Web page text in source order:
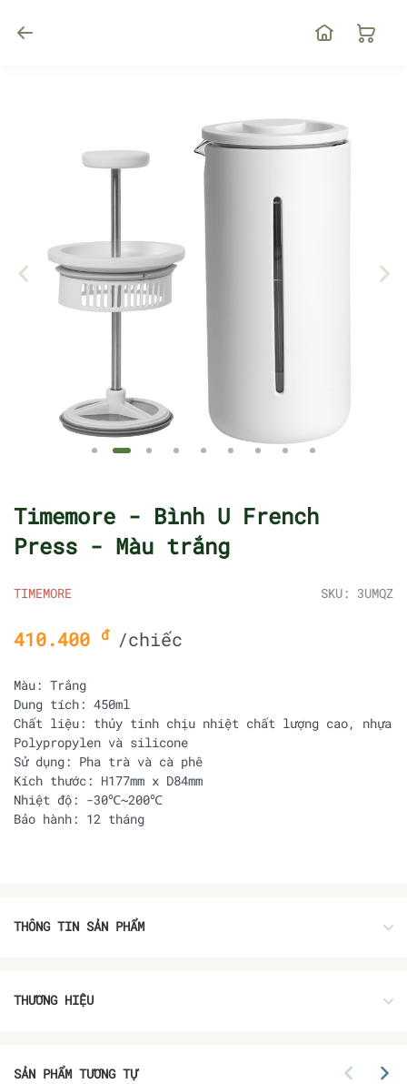
Timemore - Bình U French
Press - Màu trắng
TIMEMORE SKU: 3UMQZ
410.400 đ /chiếc
Màu: Trắng
Dung tích: 450ml
Chất liệu: thủy tinh chịu nhiệt chất lượng cao, nhựa
Polypropylen và silicone
Sử dụng: Pha trà và cà phê
Kích thước: H177mm x D84mm
Nhiệt độ: -30℃~200℃
Bảo hành: 12 tháng
THÔNG TIN SẢN PHẨM
THƯƠNG HIỆU
SẢN PHẨM TƯƠNG TỰ